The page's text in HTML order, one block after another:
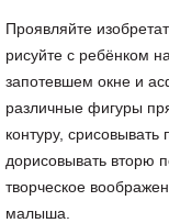
Проявляйте
рисуйте с ребёнком
запотевшем окне и
различные фигуры
контуру,
дорисовывать вторю
творческое
малыша.